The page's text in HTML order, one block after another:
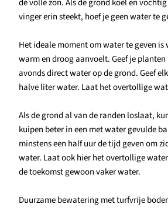
de volle zon. Als de grond koel en
vinger erin steekt, hoef je geen water te
Het ideale moment om water te geven is
warm en droog aanvoelt. Geef je planten
avonds direct water op de grond. Geef
halve liter water. Laat het overtollige
Als de grond al van de randen loslaat,
kuipen beter in een met water gevulde
minstens een half uur de tijd geven om
water. Laat ook hier het overtollige
de toekomst gewoon vaker water.
Duurzame bewatering met turfvrije